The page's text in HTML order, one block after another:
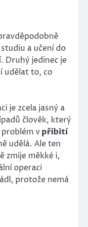
a učení do
Druhý jedinec je
udělat to, co
je zcela jasný a
člověk, který
v přibití
udělá. Ale ten
zmije měkké i,
operaci
protože nemá